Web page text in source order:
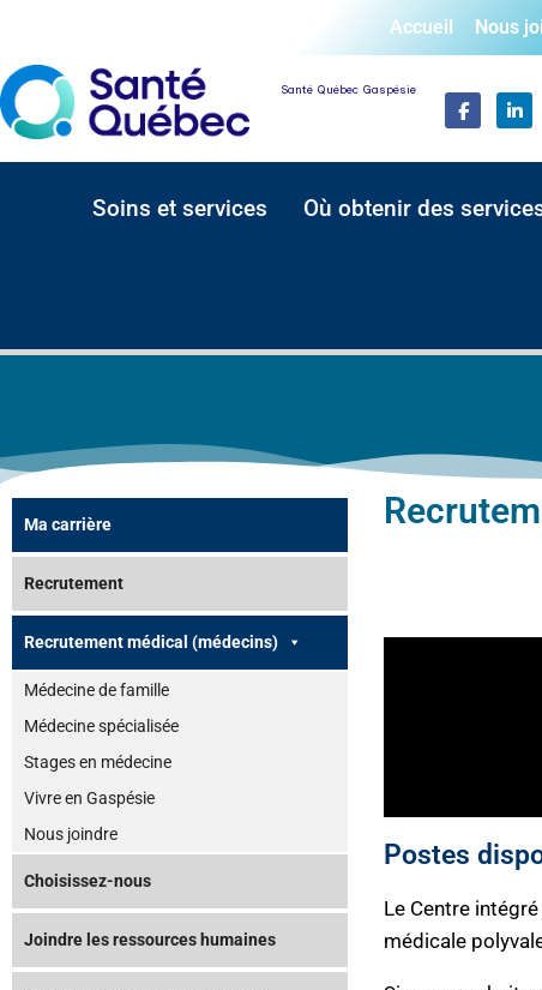
Accueil Nous
Santé Québec Gaspésie
Soins et services Où obtenir des
Ma carrière
Recrutement
Recrutement médical (médecins)
Médecine de famille
Médecine spécialisée
Stages en médecine
Vivre en Gaspésie
Nous joindre
Choisissez-nous
Joindre les ressources humaines
Postes
Le Centre
médicale